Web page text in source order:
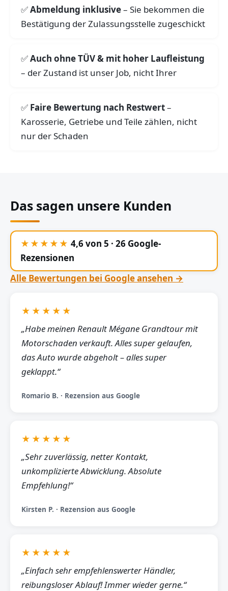
Abmeldung inklusive– Sie bekommen die
Bestätigung der Zulassungsstelle zugeschickt
Auch ohne TÜV & mit hoher Laufleistung
– der Zustand ist unser Job, nicht Ihrer
Faire Bewertung nach Restwert–
Karosserie, Getriebe und Teile zählen, nicht
nur der Schaden
Das sagen unsere Kunden
★★★★★ 4,6 von 5 · 26 Google-
Rezensionen
Alle Bewertungen bei Google ansehen →
★★★★★
„Habe meinen Renault Mégane Grandtour mit
Motorschaden verkauft. Alles super gelaufen,
das Auto wurde abgeholt – alles super
geklappt.“
Romario B. · Rezension aus Google
★★★★★
„Sehr zuverlässig, netter Kontakt,
unkomplizierte Abwicklung. Absolute
Empfehlung!“
Kirsten P. · Rezension aus Google
★★★★★
„Einfach sehr empfehlenswerter Händler,
reibungsloser Ablauf! Immer wieder gerne.“